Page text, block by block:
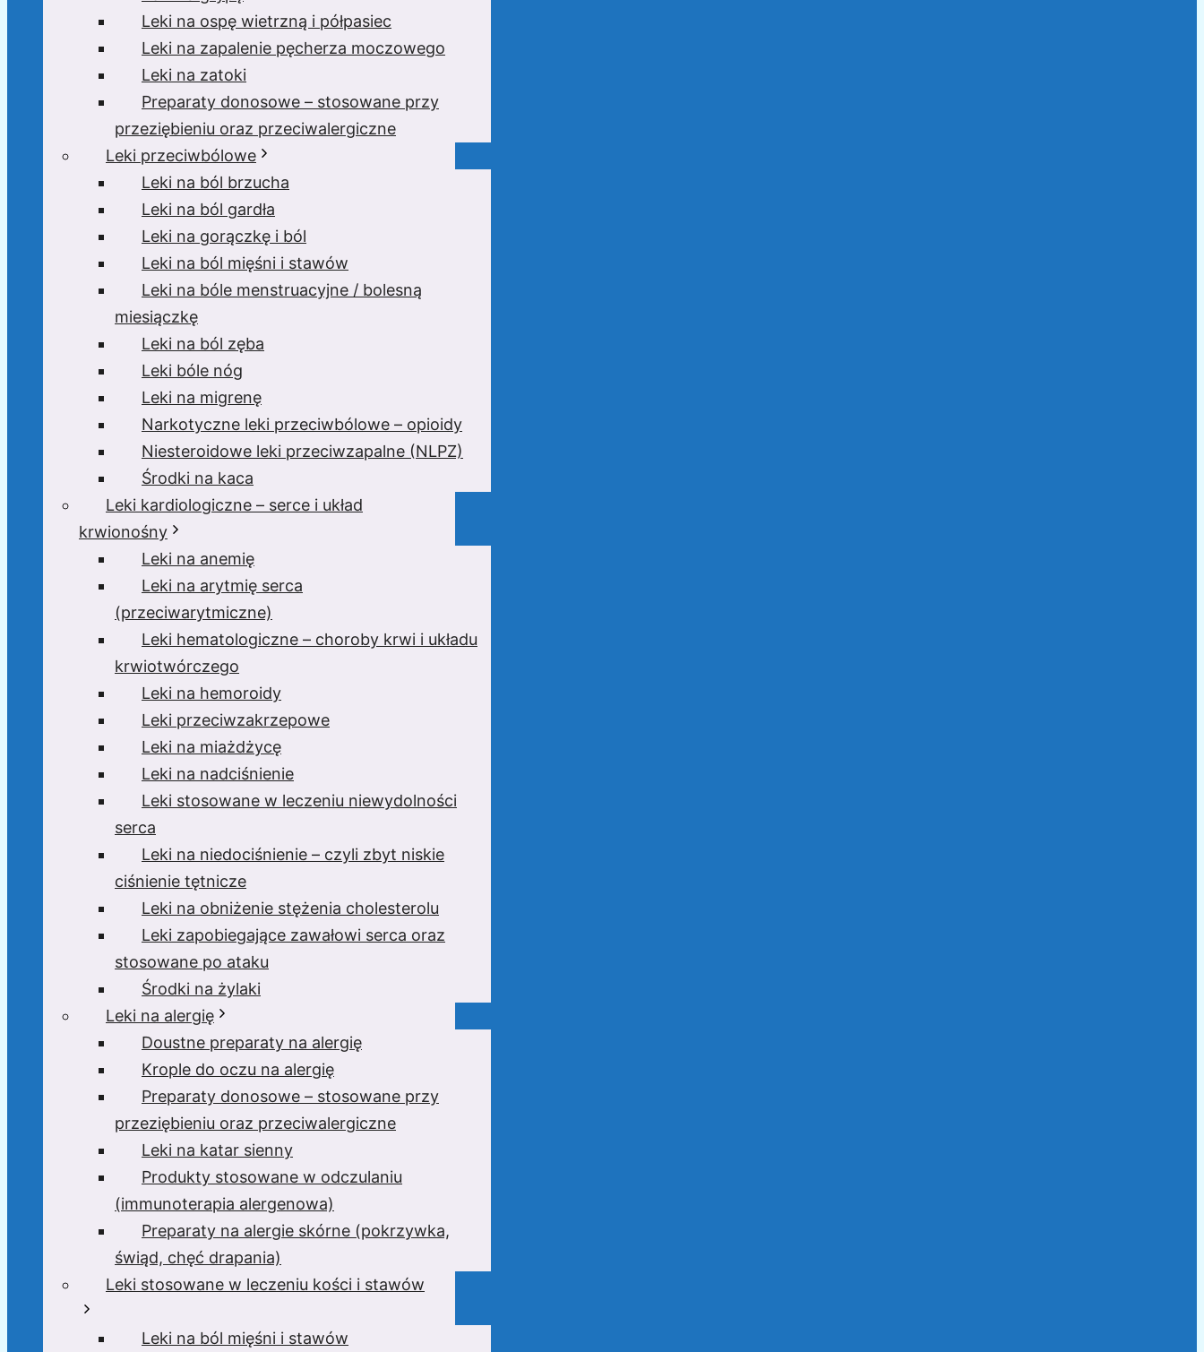
Leki na ospę wietrzną i półpasiec
Leki na zapalenie pęcherza moczowego
Leki na zatoki
Preparaty donosowe – stosowane przy
przeziębieniu oraz przeciwalergiczne
Leki przeciwbólowe
Leki na ból brzucha
Leki na ból gardła
Leki na gorączkę i ból
Leki na ból mięśni i stawów
Leki na bóle menstruacyjne / bolesną
miesiączkę
Leki na ból zęba
Leki bóle nóg
Leki na migrenę
Narkotyczne leki przeciwbólowe – opioidy
Niesteroidowe leki przeciwzapalne (NLPZ)
Środki na kaca
Leki kardiologiczne – serce i układ
krwionośny
Leki na anemię
Leki na arytmię serca
(przeciwarytmiczne)
Leki hematologiczne – choroby krwi i układu
krwiotwórczego
Leki na hemoroidy
Leki przeciwzakrzepowe
Leki na miażdżycę
Leki na nadciśnienie
Leki stosowane w leczeniu niewydolności
serca
Leki na niedociśnienie – czyli zbyt niskie
ciśnienie tętnicze
Leki na obniżenie stężenia cholesterolu
Leki zapobiegające zawałowi serca oraz
stosowane po ataku
Środki na żylaki
Leki na alergię
Doustne preparaty na alergię
Krople do oczu na alergię
Preparaty donosowe – stosowane przy
przeziębieniu oraz przeciwalergiczne
Leki na katar sienny
Produkty stosowane w odczulaniu
(immunoterapia alergenowa)
Preparaty na alergie skórne (pokrzywka,
świąd, chęć drapania)
Leki stosowane w leczeniu kości i stawów
Leki na ból mięśni i stawów